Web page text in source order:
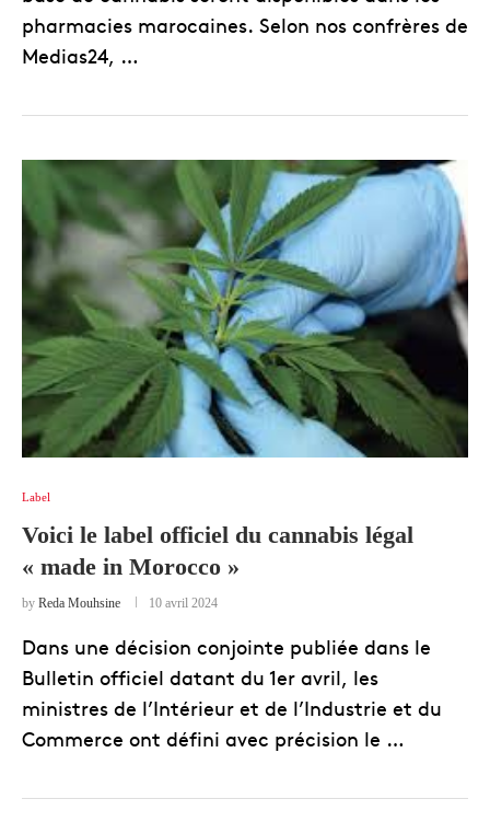
pharmacies marocaines. Selon nos confrères de
Medias24, …
Label
Voici le label officiel du cannabis légal
« made in Morocco »
by Reda Mouhsine 10 avril 2024
Dans une décision conjointe publiée dans le
Bulletin officiel datant du 1er avril, les
ministres de l’Intérieur et de l’Industrie et du
Commerce ont défini avec précision le …